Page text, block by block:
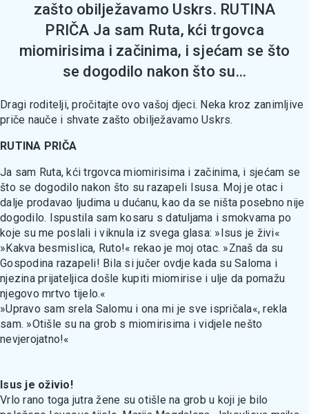
zašto obilježavamo Uskrs. RUTINA
PRIČA Ja sam Ruta, kći trgovca
miomirisima i začinima, i sjećam se što
se dogodilo nakon što su...
Dragi roditelji, pročitajte ovo vašoj djeci. Neka kroz zanimljive
priče nauče i shvate zašto obilježavamo Uskrs.
RUTINA PRIČA
Ja sam Ruta, kći trgovca miomirisima i začinima, i sjećam se
što se dogodilo nakon što su razapeli Isusa. Moj je otac i
dalje prodavao ljudima u dućanu, kao da se ništa posebno nije
dogodilo. Ispustila sam kosaru s datuljama i smokvama po
koje su me poslali i viknula iz svega glasa: »Isus je živi«
»Kakva besmislica, Ruto!« rekao je moj otac. »Znaš da su
Gospodina razapeli! Bila si jučer ovdje kada su Saloma i
njezina prijateljica došle kupiti miomirise i ulje da pomažu
njegovo mrtvo tijelo.«
»Upravo sam srela Salomu i ona mi je sve ispričala«, rekla
sam. »Otišle su na grob s miomirisima i vidjele nešto
nevjerojatno!«
Isus je oživio!
Vrlo rano toga jutra žene su otišle na grob u koji je bilo